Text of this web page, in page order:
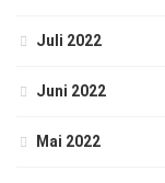
Juli 2022
Juni 2022
Mai 2022